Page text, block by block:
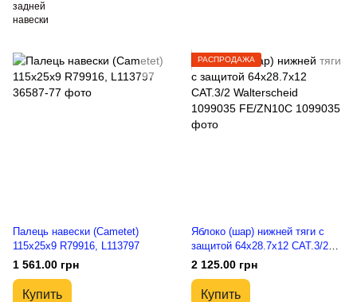
задней
навески
Палець навески (Cametet)
115x25x9 R79916, L113797
1 561.00 грн
Купить
РАСПРОДАЖА
Яблоко (шар) нижней тяги с
защитой 64x28.7x12 CAT.3/2
Walterscheid 1099035
2 125.00 грн
Купить